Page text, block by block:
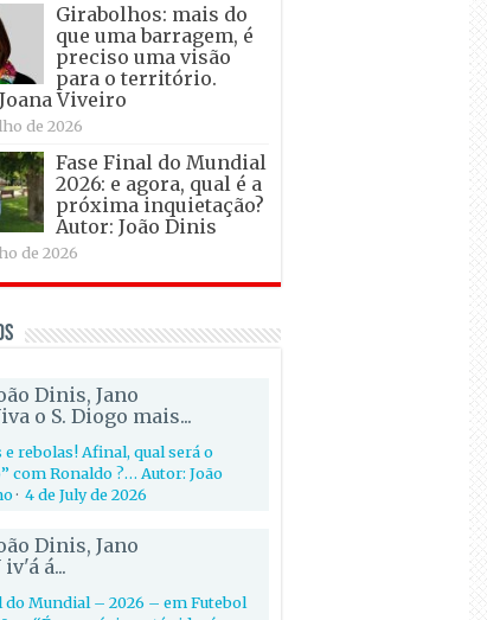
Girabolhos: mais do
que uma barragem, é
preciso uma visão
para o território.
Viveiro
de 2026
Fase Final do Mundial
2026: e agora, qual é a
próxima inquietação?
Autor: João Dinis
de 2026
Dinis, Jano
o S. Diogo mais...
e rebolas! Afinal, qual será o
com Ronaldo ?… Autor: João
· 4 de July de 2026
Dinis, Jano
iv'á á...
do Mundial – 2026 – em Futebol